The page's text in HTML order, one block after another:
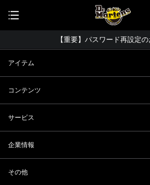
公式アプリで最大3,000円バ
【重要】パスワード再設定
お友達にポイントをプレゼントでき
ドクターマーチン公式アプリをダ
コーディネート詳細 TOP
アイテム
コンテンツ
サービス
企業情報
その他